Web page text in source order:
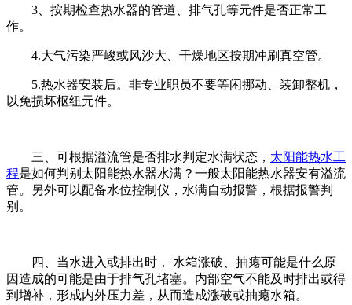
3、按期检查热水器的管道、排气孔等元件是否正常工
作。
4.大气污染严峻或风沙大、干燥地区按期冲刷真空管。
5.热水器安装后。非专业职员不要等闲挪动、装卸整机，
以免损坏枢纽元件。
三、可根据溢流管是否排水判定水满状态， 太阳能热水工
程是如何判别太阳能热水器水满？一般太阳能热水器安有溢流
管。另外可以配备水位控制仪，水满自动报警，根据报警判
别。
四、当水进入或排出时，
水箱涨破、抽瘪可能是什么原
因造成的可能是由于排气孔堵塞。内部空气不能及时排出或得
到增补，形成内外压力差，从而造成涨破或抽瘪水箱。